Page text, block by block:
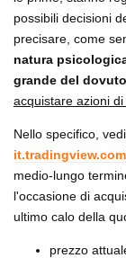
possibili decisioni
precisare, come
natura
grande del dovuto
acquistare azioni
Nello specifico,
it.tradingview.com
medio-lungo
l'occasione di
ultimo calo della
prezzo